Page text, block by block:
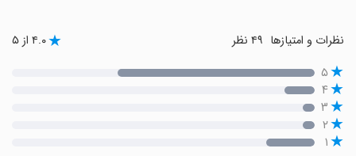
نظرات و امتیازها ۴.۰ از ۵
۵
۴
۳
۲
۱